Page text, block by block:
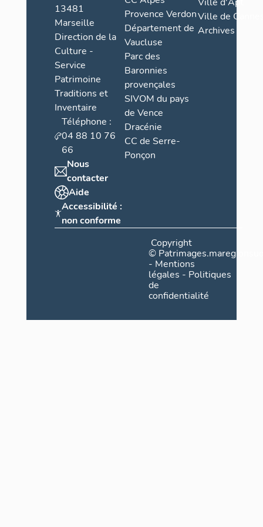
13481
Marseille
Direction de la
Culture -
Service
Patrimoine
Traditions et
Inventaire
Téléphone :
04 88 10 76
66
Nous
contacter
Aide
Accessibilité :
non conforme
Provence Verdon
Département de
Vaucluse
Parc des
Baronnies
provençales
SIVOM du pays
de Vence
Dracénie
CC de Serre-
Ponçon
Ville de
Archives
Copyright
©
- Mentions
légales - Politiques
de
confidentialité